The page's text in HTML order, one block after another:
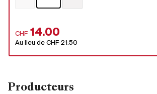
Producteurs
CHF 14.00
Au lieu deCHF 21.50